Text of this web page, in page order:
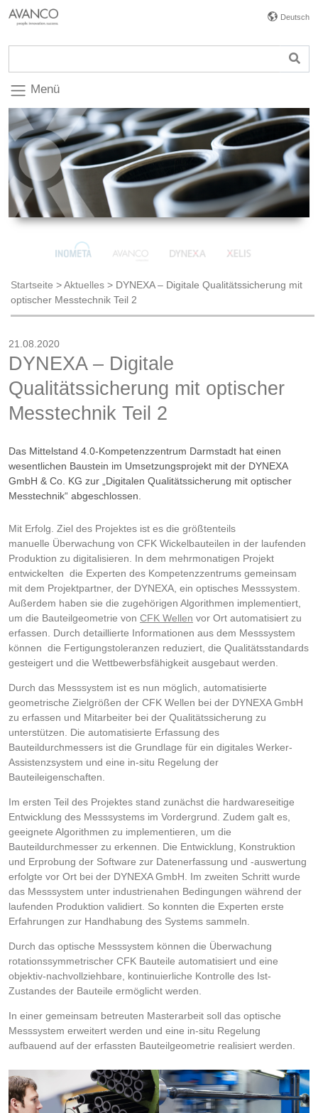
Deutsch
Menü
Startseite >Aktuelles > DYNEXA – Digitale Qualitätssicherung mit
optischer Messtechnik Teil 2
21.08.2020
DYNEXA – Digitale
Qualitätssicherung mit optischer
Messtechnik Teil 2
Das Mittelstand 4.0-Kompetenzzentrum Darmstadt hat einen
wesentlichen Baustein im Umsetzungsprojekt mit der DYNEXA
GmbH & Co. KG zur „Digitalen Qualitätssicherung mit optischer
Messtechnik“ abgeschlossen.
Mit Erfolg. Ziel des Projektes ist es die größtenteils
manuelle Überwachung von CFK Wickelbauteilen in der laufenden
Produktion zu digitalisieren. In dem mehrmonatigen Projekt
entwickelten die Experten des Kompetenzzentrums gemeinsam
mit dem Projektpartner, der DYNEXA, ein optisches Messsystem.
Außerdem haben sie die zugehörigen Algorithmen implementiert,
um die Bauteilgeometrie von CFK Wellen vor Ort automatisiert zu
erfassen. Durch detaillierte Informationen aus dem Messsystem
können die Fertigungstoleranzen reduziert, die Qualitätsstandards
gesteigert und die Wettbewerbsfähigkeit ausgebaut werden.
Durch das Messsystem ist es nun möglich, automatisierte
geometrische Zielgrößen der CFK Wellen bei der DYNEXA GmbH
zu erfassen und Mitarbeiter bei der Qualitätssicherung zu
unterstützen. Die automatisierte Erfassung des
Bauteildurchmessers ist die Grundlage für ein digitales Werker-
Assistenzsystem und eine in-situ Regelung der
Bauteileigenschaften.
Im ersten Teil des Projektes stand zunächst die hardwareseitige
Entwicklung des Messsystems im Vordergrund. Zudem galt es,
geeignete Algorithmen zu implementieren, um die
Bauteildurchmesser zu erkennen. Die Entwicklung, Konstruktion
und Erprobung der Software zur Datenerfassung und -auswertung
erfolgte vor Ort bei der DYNEXA GmbH. Im zweiten Schritt wurde
das Messsystem unter industrienahen Bedingungen während der
laufenden Produktion validiert. So konnten die Experten erste
Erfahrungen zur Handhabung des Systems sammeln.
Durch das optische Messsystem können die Überwachung
rotationssymmetrischer CFK Bauteile automatisiert und eine
objektiv-nachvollziehbare, kontinuierliche Kontrolle des Ist-
Zustandes der Bauteile ermöglicht werden.
In einer gemeinsam betreuten Masterarbeit soll das optische
Messsystem erweitert werden und eine in-situ Regelung
aufbauend auf der erfassten Bauteilgeometrie realisiert werden.